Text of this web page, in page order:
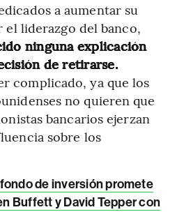
a aumentar su
el liderazgo del banco,
ninguna explicación
de retirarse.
complicado, ya que los
no quieren que
bancarios ejerzan
sobre los
de inversión promete
Buffett y David Tepper con